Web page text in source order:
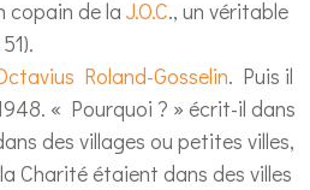
copain de la J.O.C., un véritable
Roland-Gosselin. Puis il
« Pourquoi ? » écrit-il dans
des villages ou petites villes,
Charité étaient dans des villes